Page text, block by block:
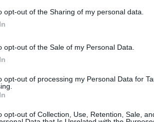
opt-out of the Sharing of my personal data.
opt-out of the Sale of my Personal Data.
opt-out of processing my Personal Data for
opt-out of Collection, Use, Retention, Sale,
une mention spéciale à Hervé
à ma mère par l’équipe de
ainsi qu’à ses fans, l’importance